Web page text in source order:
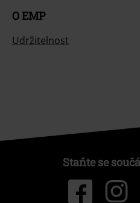
Soutěž
Objednejte si dárkový poukaz